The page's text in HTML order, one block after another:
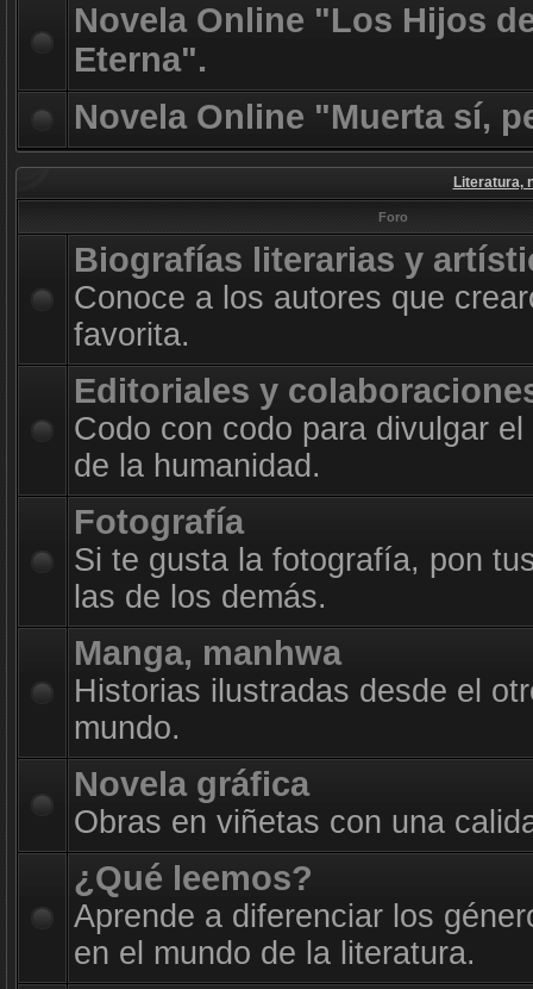
Novela Online "Los Hijos
Eterna".
Novela Online "Muerta sí,
Literatura,
Foro
Biografías literarias y
Conoce a los autores que
favorita.
Editoriales y
Codo con codo para divulgar
de la humanidad.
Fotografía
Si te gusta la fotografía, pon
las de los demás.
Manga, manhwa
Historias ilustradas desde el
mundo.
Novela gráfica
Obras en viñetas con una
¿Qué leemos?
Aprende a diferenciar los
en el mundo de la literatura.